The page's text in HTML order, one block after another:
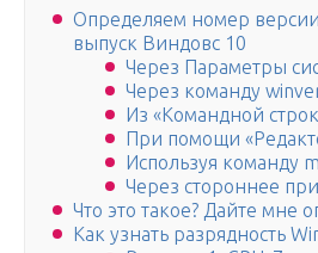
Определяем номер
выпуск Виндовс 10
Через Параметры
Через команду
Из «Командной
При помощи
Используя команду
Через стороннее
Что это такое? Дайте мне
Как узнать разрядность